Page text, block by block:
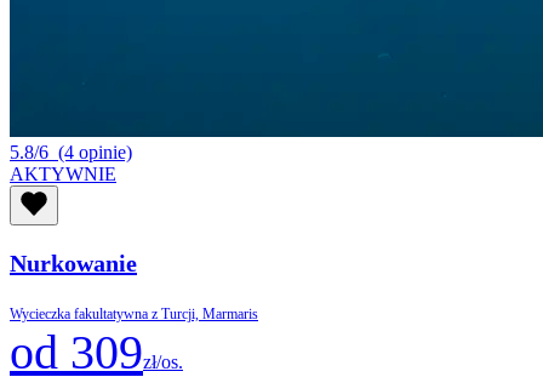
5.8/6 (4 opinie)
AKTYWNIE
Nurkowanie
Wycieczka fakultatywna z Turcji, Marmaris
od 309zł/os.